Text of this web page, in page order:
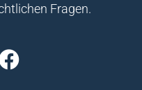
Fragen.